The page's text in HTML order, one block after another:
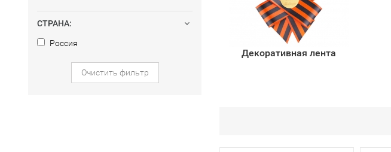
СТРАНА:
Россия
Очистить фильтр
Декоративная лента